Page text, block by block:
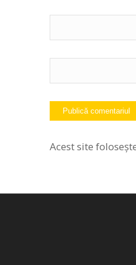
Acest site